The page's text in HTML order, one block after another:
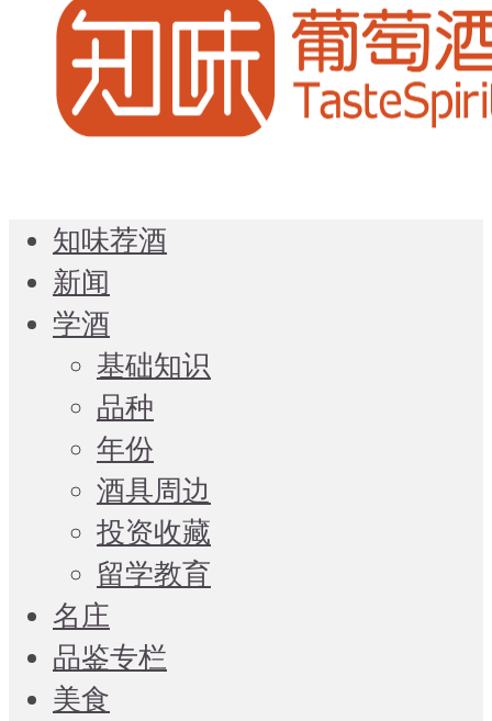
知味荐酒
新闻
学酒
基础知识
品种
年份
酒具周边
投资收藏
留学教育
名庄
品鉴专栏
美食